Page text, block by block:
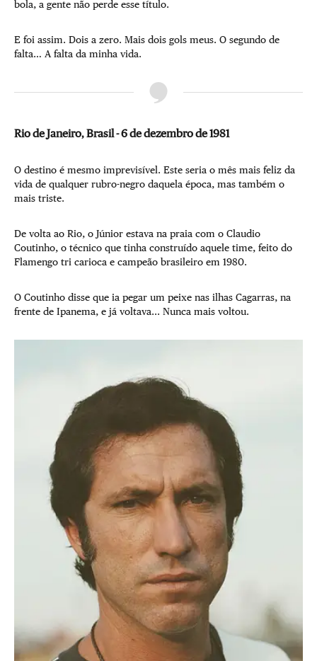
bola, a gente não perde esse título.
E foi assim. Dois a zero. Mais dois gols meus. O segundo de
falta… A falta da minha vida.
Rio de Janeiro, Brasil - 6 de dezembro de 1981
O destino é mesmo imprevisível. Este seria o mês mais feliz da
vida de qualquer rubro-negro daquela época, mas também o
mais triste.
De volta ao Rio, o Júnior estava na praia com o Claudio
Coutinho, o técnico que tinha construído aquele time, feito do
Flamengo tri carioca e campeão brasileiro em 1980.
O Coutinho disse que ia pegar um peixe nas ilhas Cagarras, na
frente de Ipanema, e já voltava... Nunca mais voltou.